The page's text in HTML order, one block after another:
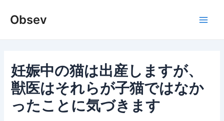
Obsev
妊娠中の猫は出産しますが、
獣医はそれらが子猫ではなか
ったことに気づきます